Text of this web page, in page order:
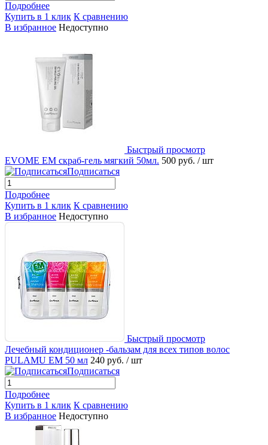
Подробнее
Купить в 1 клик К сравнению
В избранное Недоступно
Быстрый просмотр
EVOME EМ скраб-гель мягкий 50мл. 500 руб. / шт
Подписаться
Подробнее
Купить в 1 клик К сравнению
В избранное Недоступно
Быстрый просмотр
Лечебный кондиционер -бальзам для всех типов волос
PULAMU EM 50 мл 240 руб. / шт
Подписаться
Подробнее
Купить в 1 клик К сравнению
В избранное Недоступно